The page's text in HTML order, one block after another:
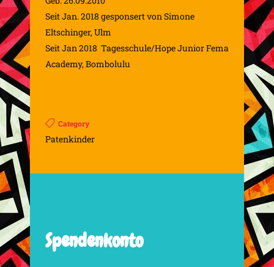
Seit Jan. 2018 gesponsert von Simone
Eltschinger, Ulm
Seit Jan 2018 Tagesschule/Hope Junior Fema
Academy, Bombolulu
Category
Patenkinder
Spendenkonto